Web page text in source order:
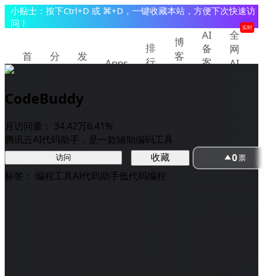
小贴士：按下Ctrl+D 或 ⌘+D，一键收藏本站，方便下次快速访
问！
首
分
发
Apps
排
行
博
客
AI
备
案
全
网
AI
实时
提交/推广产品
CodeBuddy
月访问量： 34.42万6.41%
腾讯云AI代码助手，是一款辅助编码工具
访问 收藏 0票
标签： 编程工具AI代码助手低代码编程